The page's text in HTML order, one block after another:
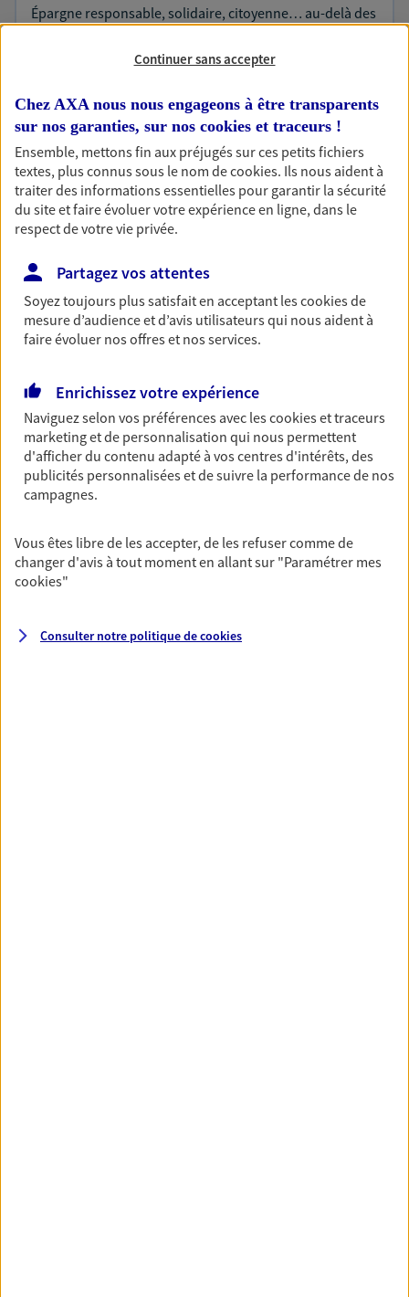
Épargne responsable, solidaire, citoyenne… au-delà des
des offres qui donnent du sens à votre épargne et
sociétales.
Préparer et transmettre votre
succession
Préparer au mieux la transmission de votre patrimoine à
votre conjoint, vos enfants et vos proches en respectant
décisions
Anticiper et préparer votre
Il n'est jamais ni trop tôt, ni trop tard pour préparer
votre retraite. Nous vous aidons à trouver les solutions
pour maintenir votre qualité de vie et profiter
pleinement de cette nouvelle étape : PER, assurance
vie...
Protéger votre activité et votre
entreprise
entreprise en cas d'aléas.
Continuer sans accepter
Chez AXA nous nous engageons à être transparents
sur nos garanties, sur nos cookies et traceurs !
Ensemble, mettons fin aux préjugés sur ces petits fichiers
textes, plus connus sous le nom decookies. Ils nous aident à
traiter des informations essentielles pour garantir la sécurité
du site et faire évoluer votre expérience en ligne, dans le
respect de votre vie privée.
Partagez vos attentes
Soyez toujours plus satisfait en acceptant lescookiesde
mesure d’audience et d’avis utilisateurs qui nous aident à
faire évoluer nos offres et nos services.
Enrichissez votre expérience
Naviguez selon vos préférences avec lescookies et traceurs
marketing et de personnalisation qui nous permettent
d'afficher du contenu adapté à vos centres d'intérêts, des
publicités personnalisées et de suivre la performance de nos
campagnes.
Vous êtes libre de les accepter, de les refuser comme de
changer d'avis à tout moment en allant sur "Paramétrer mes
cookies"
Consulter notre politique decookies